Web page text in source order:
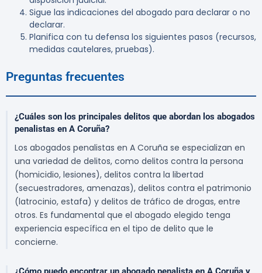
Sigue las indicaciones del abogado para declarar o no
declarar.
Planifica con tu defensa los siguientes pasos (recursos,
medidas cautelares, pruebas).
Preguntas frecuentes
¿Cuáles son los principales delitos que abordan los abogados
penalistas en A Coruña?
Los abogados penalistas en A Coruña se especializan en
una variedad de delitos, como delitos contra la persona
(homicidio, lesiones), delitos contra la libertad
(secuestradores, amenazas), delitos contra el patrimonio
(latrocinio, estafa) y delitos de tráfico de drogas, entre
otros. Es fundamental que el abogado elegido tenga
experiencia específica en el tipo de delito que le
concierne.